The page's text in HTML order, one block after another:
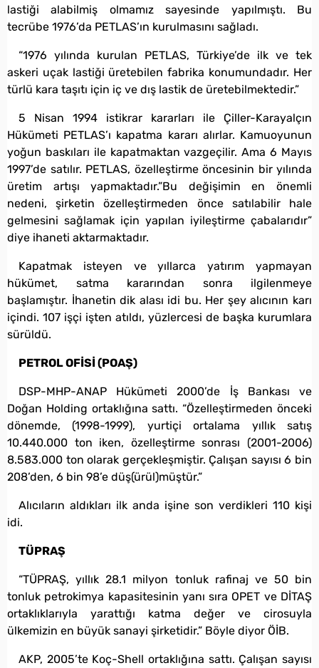
lastiği alabilmiş olmamız sayesinde yapılmıştı. Bu
tecrübe 1976’da PETLAS’ın kurulmasını sağladı.
“1976 yılında kurulan PETLAS, Türkiye’de ilk ve tek
askeri uçak lastiği üretebilen fabrika konumundadır. Her
türlü kara taşıtı için iç ve dış lastik de üretebilmektedir.”
5 Nisan 1994 istikrar kararları ile Çiller-Karayalçın
Hükümeti PETLAS’ı kapatma kararı alırlar. Kamuoyunun
yoğun baskıları ile kapatmaktan vazgeçilir. Ama 6 Mayıs
1997’de satılır. PETLAS, özelleştirme öncesinin bir yılında
üretim artışı yapmaktadır.”Bu değişimin en önemli
nedeni, şirketin özelleştirmeden önce satılabilir hale
gelmesini sağlamak için yapılan iyileştirme çabalarıdır”
diye ihaneti aktarmaktadır.
Kapatmak isteyen ve yıllarca yatırım yapmayan
hükümet, satma kararından sonra ilgilenmeye
başlamıştır. İhanetin dik alası idi bu. Her şey alıcının karı
içindi. 107 işçi işten atıldı, yüzlercesi de başka kurumlara
sürüldü.
PETROL OFİSİ (POAŞ)
DSP-MHP-ANAP Hükümeti 2000’de İş Bankası ve
Doğan Holding ortaklığına sattı. “Özelleştirmeden önceki
dönemde, (1998-1999), yurtiçi ortalama yıllık satış
10.440.000 ton iken, özelleştirme sonrası (2001-2006)
8.583.000 ton olarak gerçekleşmiştir. Çalışan sayısı 6 bin
208’den, 6 bin 98’e düş(ürül)müştür.”
Alıcıların aldıkları ilk anda işine son verdikleri 110 kişi
idi.
TÜPRAŞ
“TÜPRAŞ, yıllık 28.1 milyon tonluk rafinaj ve 50 bin
tonluk petrokimya kapasitesinin yanı sıra OPET ve DİTAŞ
ortaklıklarıyla yarattığı katma değer ve cirosuyla
ülkemizin en büyük sanayi şirketidir.” Böyle diyor ÖİB.
AKP, 2005’te Koç-Shell ortaklığına sattı. Çalışan sayısı